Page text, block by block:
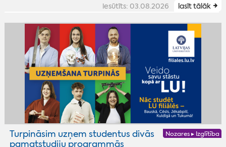
iesūtīts: 03.08.2026 lasīt tālāk
Nozares ▸ Izglītība
Turpināsim uzņem studentus divās
pamatstudiju programmās